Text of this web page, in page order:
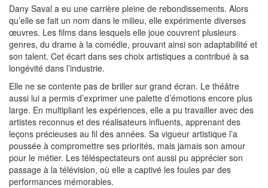
Dany Saval a eu une carrière pleine de rebondissements. Alors
qu’elle se fait un nom dans le milieu, elle expérimente diverses
œuvres. Les films dans lesquels elle joue couvrent plusieurs
genres, du drame à la comédie, prouvant ainsi son adaptabilité et
son talent. Cet écart dans ses choix artistiques a contribué à sa
longévité dans l’industrie.
Elle ne se contente pas de briller sur grand écran. Le théâtre
aussi lui a permis d’exprimer une palette d’émotions encore plus
large. En multipliant les expériences, elle a pu travailler avec des
artistes reconnus et des réalisateurs influents, apprenant des
leçons précieuses au fil des années. Sa vigueur artistique l’a
poussée à compromettre ses priorités, mais jamais son amour
pour le métier. Les téléspectateurs ont aussi pu apprécier son
passage à la télévision, où elle a captivé les foules par des
performances mémorables.